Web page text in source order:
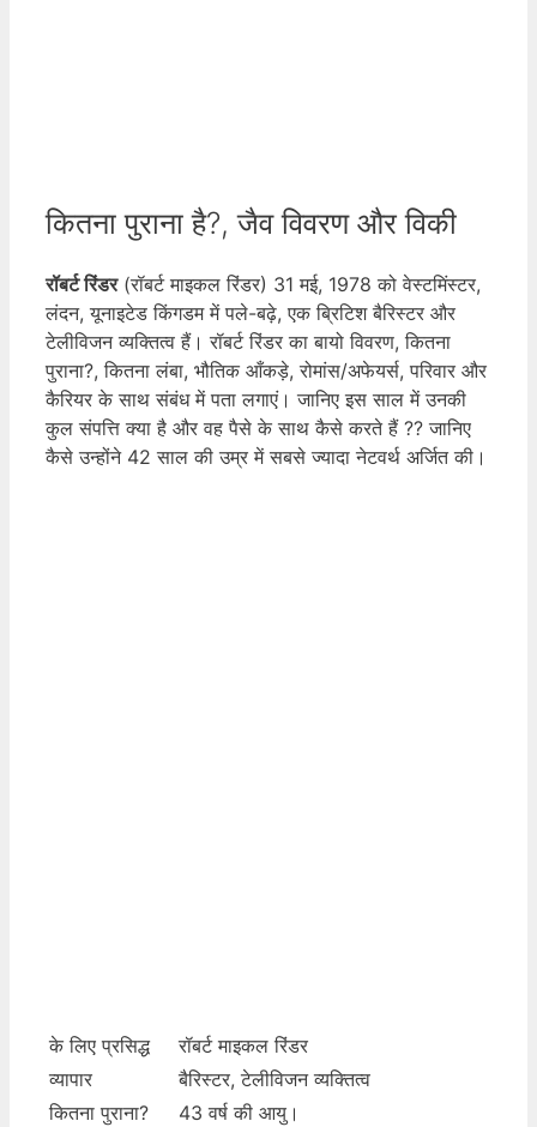
कितना पुराना है?, जैव विवरण और विकी
रॉबर्ट रिंडर(रॉबर्ट माइकल रिंडर) 31 मई, 1978 को वेस्टमिंस्टर,
लंदन, यूनाइटेड किंगडम में पले-बढ़े, एक ब्रिटिश बैरिस्टर और
टेलीविजन व्यक्तित्व हैं। रॉबर्ट रिंडर का बायो विवरण, कितना
पुराना?, कितना लंबा, भौतिक आँकड़े, रोमांस/अफेयर्स, परिवार और
कैरियर के साथ संबंध में पता लगाएं। जानिए इस साल में उनकी
कुल संपत्ति क्या है और वह पैसे के साथ कैसे करते हैं ?? जानिए
कैसे उन्होंने 42 साल की उम्र में सबसे ज्यादा नेटवर्थ अर्जित की।
के लिए प्रसिद्ध
रॉबर्ट माइकल रिंडर
व्यापार
बैरिस्टर, टेलीविजन व्यक्तित्व
कितना पुराना?
43 वर्ष की आयु।